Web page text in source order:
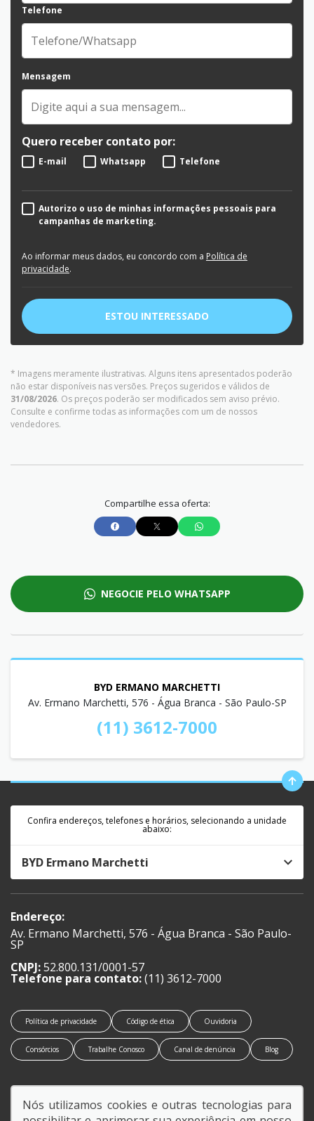
Telefone
Mensagem
Quero receber contato por:
E-mail Whatsapp Telefone
Autorizo o uso de minhas informações pessoais para
campanhas de marketing.
Ao informar meus dados, eu concordo com a Política de
privacidade.
ESTOU INTERESSADO
* Imagens meramente ilustrativas. Alguns itens apresentados poderão
não estar disponíveis nas versões. Preços sugeridos e válidos de
31/08/2026. Os preços poderão ser modificados sem aviso prévio.
Consulte e confirme todas as informações com um de nossos
vendedores.
Compartilhe essa oferta:
NEGOCIE PELO WHATSAPP
BYD ERMANO MARCHETTI
Av. Ermano Marchetti, 576 - Água Branca - São Paulo-SP
(11) 3612-7000
Confira endereços, telefones e horários, selecionando a unidade
abaixo:
BYD Ermano Marchetti
Endereço:
Av. Ermano Marchetti, 576 - Água Branca - São Paulo-
SP
CNPJ:52.800.131/0001-57
Telefone para contato:(11) 3612-7000
Política de privacidade Código de ética Ouvidoria
Consórcios Trabalhe Conosco Canal de denúncia Blog
Nós utilizamos cookies e outras tecnologias para